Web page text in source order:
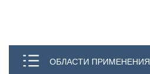
ОБЛАСТИ ПРИМЕНЕНИЯ